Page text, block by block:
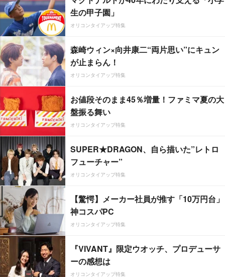
生の甲子園」
オリコンタイアップ特集
森崎ウィン×向井康二“両片思い”にキュン
が止まらん！
オリコンタイアップ特集
お値段そのまま45％増量！ファミマ夏の大
盤振る舞い
オリコンタイアップ特集
SUPER★DRAGON、自ら描いた”レトロ
フューチャー”
オリコンタイアップ特集
【驚愕】メーカー社員が推す「10万円台」
神コスパPC
オリコンタイアップ特集
『VIVANT』限定ウオッチ、プロデューサ
ーの感想は
オリコンタイアップ特集